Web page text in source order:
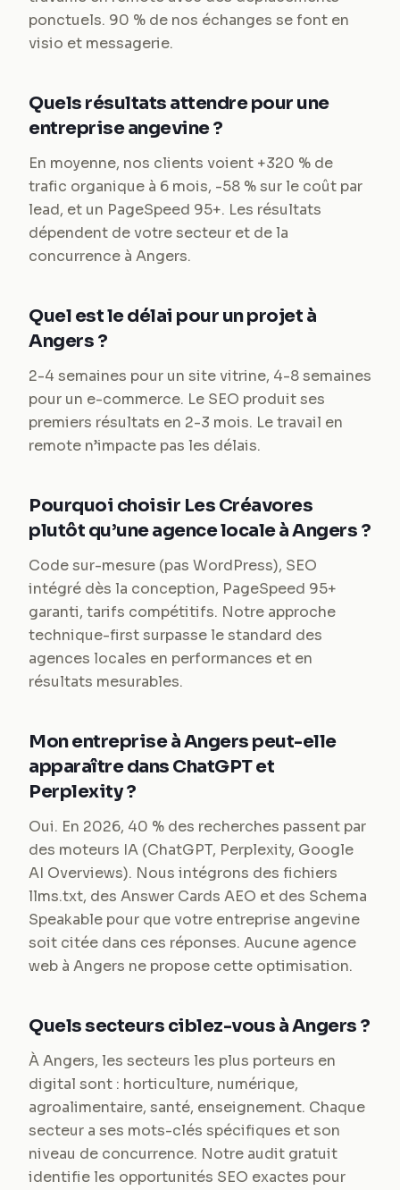
ponctuels. 90 % de nos échanges se font en
visio et messagerie.
Quels résultats attendre pour une
entreprise angevine ?
En moyenne, nos clients voient +320 % de
trafic organique à 6 mois, -58 % sur le coût par
lead, et un PageSpeed 95+. Les résultats
dépendent de votre secteur et de la
concurrence à Angers.
Quel est le délai pour un projet à
Angers ?
2-4 semaines pour un site vitrine, 4-8 semaines
pour un e-commerce. Le SEO produit ses
premiers résultats en 2-3 mois. Le travail en
remote n’impacte pas les délais.
Pourquoi choisir Les Créavores
plutôt qu’une agence locale à Angers ?
Code sur-mesure (pas WordPress), SEO
intégré dès la conception, PageSpeed 95+
garanti, tarifs compétitifs. Notre approche
technique-first surpasse le standard des
agences locales en performances et en
résultats mesurables.
Mon entreprise à Angers peut-elle
apparaître dans ChatGPT et
Perplexity ?
Oui. En 2026, 40 % des recherches passent par
des moteurs IA (ChatGPT, Perplexity, Google
AI Overviews). Nous intégrons des fichiers
llms.txt, des Answer Cards AEO et des Schema
Speakable pour que votre entreprise angevine
soit citée dans ces réponses. Aucune agence
web à Angers ne propose cette optimisation.
Quels secteurs ciblez-vous à Angers ?
À Angers, les secteurs les plus porteurs en
digital sont : horticulture, numérique,
agroalimentaire, santé, enseignement. Chaque
secteur a ses mots-clés spécifiques et son
niveau de concurrence. Notre audit gratuit
identifie les opportunités SEO exactes pour